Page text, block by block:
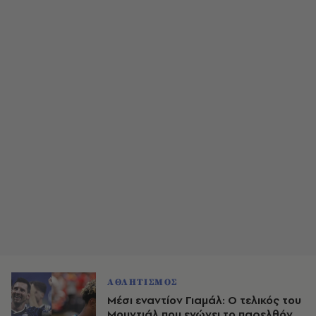
ΑΘΛΗΤΙΣΜΟΣ
Μέσι εναντίον Γιαμάλ: Ο τελικός του